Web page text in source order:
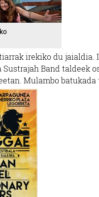
irekiko du jaialdia.
Band taldeek
Mulambo batukada